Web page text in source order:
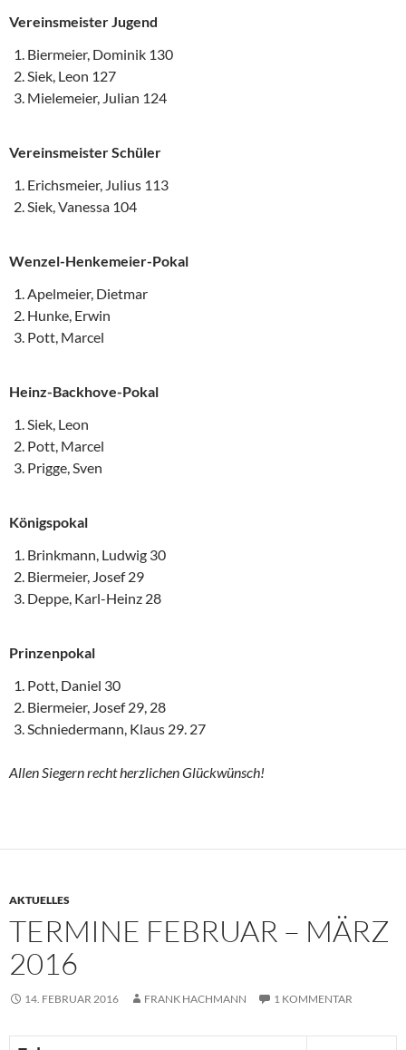
Vereinsmeister Jugend
Biermeier, Dominik 130
Siek, Leon 127
Mielemeier, Julian 124
Vereinsmeister Schüler
Erichsmeier, Julius 113
Siek, Vanessa 104
Wenzel-Henkemeier-Pokal
Apelmeier, Dietmar
Hunke, Erwin
Pott, Marcel
Heinz-Backhove-Pokal
Siek, Leon
Pott, Marcel
Prigge, Sven
Königspokal
Brinkmann, Ludwig 30
Biermeier, Josef 29
Deppe, Karl-Heinz 28
Prinzenpokal
Pott, Daniel 30
Biermeier, Josef 29, 28
Schniedermann, Klaus 29. 27
Allen Siegern recht herzlichen Glückwünsch!
AKTUELLES
TERMINE FEBRUAR – MÄRZ
2016
14. FEBRUAR 2016 FRANK HACHMANN 1 KOMMENTAR